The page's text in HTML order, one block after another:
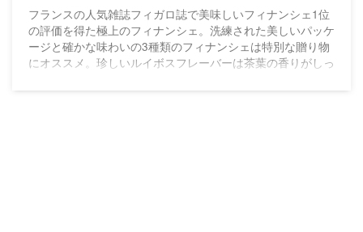
フランスの人気雑誌フィガロ誌で美味しいフィナンシェ1位
の評価を得た極上のフィナンシェ。洗練された美しいパッケ
ージと確かな味わいの3種類のフィナンシェは特別な贈り物
にオススメ。珍しいルイボスフレーバーは茶葉の香りがしっ